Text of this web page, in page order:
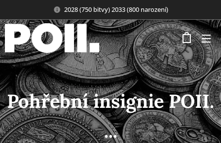
2028 (750 bitvy) 2033 (800 narození)
Pohřební insignie POII.
...